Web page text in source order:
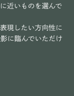
近いものを選んで
現したい方向性に
に臨んでいただけ